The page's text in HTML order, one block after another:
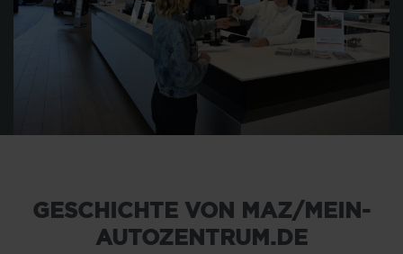
GESCHICHTE VON MAZ/MEIN-
AUTOZENTRUM.DE